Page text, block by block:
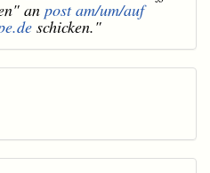
an post am/um/auf
schicken."